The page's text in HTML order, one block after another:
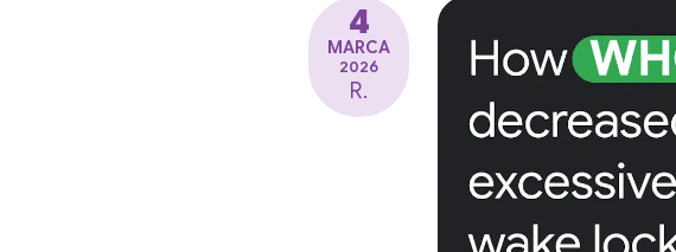
4
MARCA
2026
R.